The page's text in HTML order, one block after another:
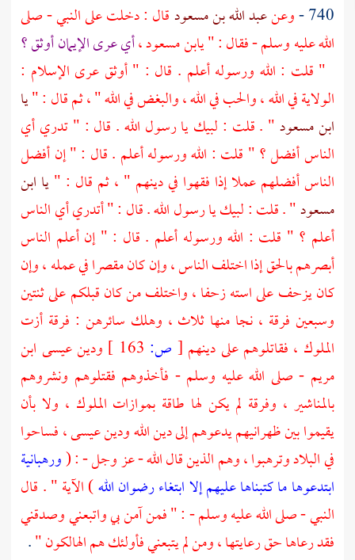
740 - وعنعبد الله بن مسعودقال : دخلت على النبي - صلى
الله عليه وسلم - فقال : "يابن مسعود،أي عرى الإيمان أوثق ؟
" قلت : الله ورسوله أعلم . قال : " أوثق عرى الإسلام :
الولاية في الله ، والحب في الله ، والبغض في الله " ، ثم قال : "يا
ابن مسعود" . قلت : لبيك يا رسول الله . قال : " تدري أي
الناس أفضل ؟ " قلت : الله ورسوله أعلم . قال : " إن أفضل
الناس أفضلهم عملا إذا فقهوا في دينهم " ، ثم قال : "يا ابن
مسعود" . قلت : لبيك يا رسول الله . قال : " أتدري أي الناس
أعلم ؟ " قلت : الله ورسوله أعلم . قال : " إن أعلم الناس
أبصرهم بالحق إذا اختلف الناس ، وإن كان مقصرا في عمله ، وإن
كان يزحف على استه زحفا ، واختلف من كان قبلكم على ثنتين
وسبعين فرقة ، نجا منها ثلاث ، وهلك سائرهن : فرقة أزت
الملوك ، فقاتلوهم على دينهم [ ص: ودينعيسى ابن
مريم - صلى الله عليه وسلم - فأخذوهم فقتلوهم ونشروهم
بالمناشير ، وفرقة لم يكن لها طاقة بموازات الملوك ، ولا بأن
يقيموا بين ظهرانيهم يدعوهم إلى دين الله ودينعيسى، فساحوا
في البلاد وترهبوا ، وهم الذين قال الله - عز وجل - : (ورهبانية
ابتدعوها ما كتبناها عليهم إلا ابتغاء رضوان الله) الآية " . قال
النبي - صلى الله عليه وسلم - : " فمن آمن بي واتبعني وصدقني
فقد رعاها حق رعايتها ، ومن لم يتبعني فأولئك هم الهالكون ".